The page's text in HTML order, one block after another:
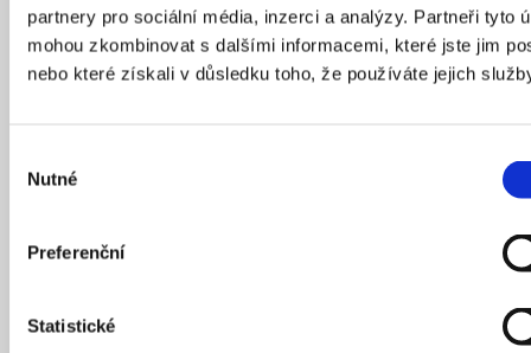
partnery pro sociální média, inzerci a analýzy. Partneři tyto
mohou zkombinovat s dalšími informacemi, které jste jim
nebo které získali v důsledku toho, že používáte jejich
souhlasu
Nutné
Preferenční
Statistické
Regulační plán kolonie podle návrhu Pavla Janáka.
Zdroj: Archiv IPR Praha